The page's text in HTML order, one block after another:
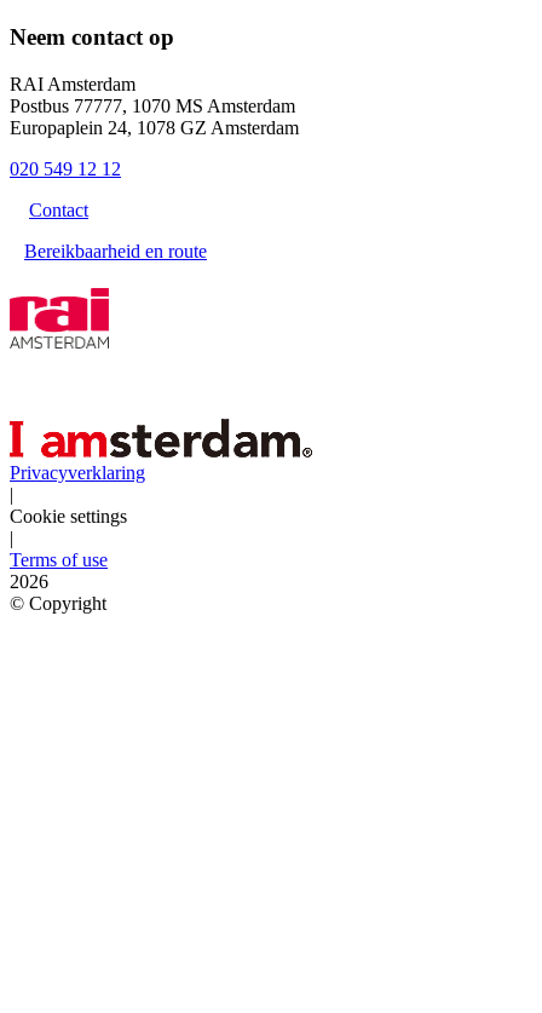
Neem contact op
RAI Amsterdam
Postbus 77777, 1070 MS Amsterdam
Europaplein 24, 1078 GZ Amsterdam
020 549 12 12
Contact
Bereikbaarheid en route
Privacyverklaring
|
Cookie settings
|
Terms of use
2026
© Copyright